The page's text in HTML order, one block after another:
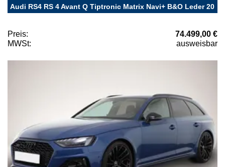
Audi RS4 RS 4 Avant Q Tiptronic Matrix Navi+ B&O Leder 20
Preis:
74.499,00 €
MWSt:
ausweisbar